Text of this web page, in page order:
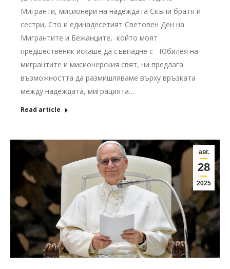
Мигранти, мисионери на надеждата Скъпи братя и
сестри, Сто и единадесетият Световен Ден на
Мигрантите и Бежанците, който моят
предшественик искаше да съвпадне с Юбилея на
мигрантите и мисионерския свят, ни предлага
възможността да размишляваме върху връзката
между надеждата, миграцията…
Read article
авг.
28
2025